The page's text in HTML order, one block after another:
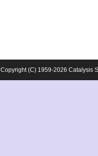
Copyright (C) 1959-2026 Catalysis